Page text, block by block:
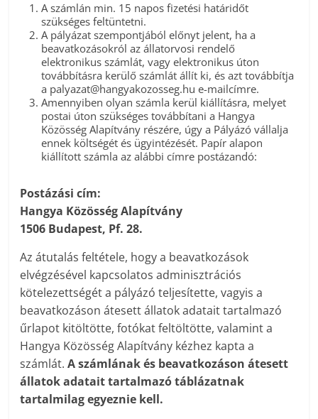
A számlán min. 15 napos fizetési határidőt
szükséges feltüntetni.
A pályázat szempontjából előnyt jelent, ha a
beavatkozásokról az állatorvosi rendelő
elektronikus számlát, vagy elektronikus úton
továbbításra kerülő számlát állít ki, és azt továbbítja
a palyazat@hangyakozosseg.hu e-mailcímre.
Amennyiben olyan számla kerül kiállításra, melyet
postai úton szükséges továbbítani a Hangya
Közösség Alapítvány részére, úgy a Pályázó vállalja
ennek költségét és ügyintézését. Papír alapon
kiállított számla az alábbi címre postázandó:
Postázási cím:
Hangya Közösség Alapítvány
1506 Budapest, Pf. 28.
Az átutalás feltétele, hogy a beavatkozások
elvégzésével kapcsolatos adminisztrációs
kötelezettségét a pályázó teljesítette, vagyis a
beavatkozáson átesett állatok adatait tartalmazó
űrlapot kitöltötte, fotókat feltöltötte, valamint a
Hangya Közösség Alapítvány kézhez kapta a
számlát.A számlának és beavatkozáson átesett
állatok adatait tartalmazó táblázatnak
tartalmilag egyeznie kell.